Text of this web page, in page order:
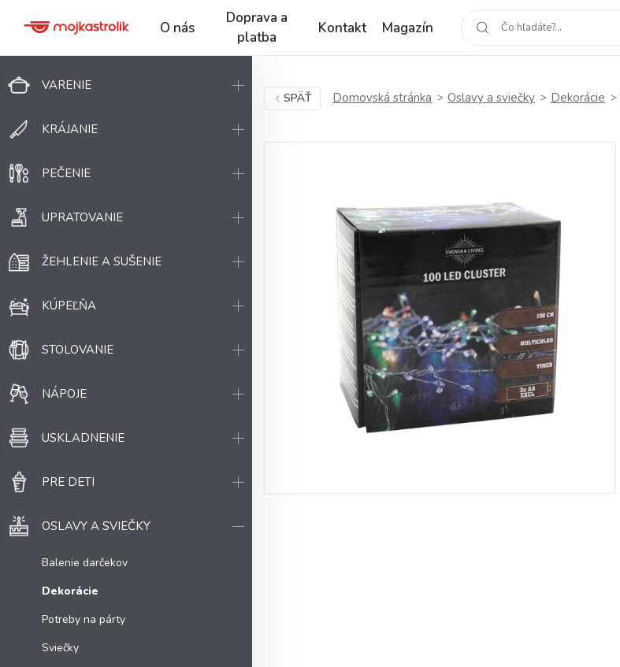
O nás
Doprava a
platba
Kontakt Magazín
VARENIE
KRÁJANIE
PEČENIE
UPRATOVANIE
ŽEHLENIE A SUŠENIE
KÚPEĽŇA
STOLOVANIE
NÁPOJE
USKLADNENIE
PRE DETI
OSLAVY A SVIEČKY
Balenie darčekov
Dekorácie
Potreby na párty
Sviečky
SPÄŤ Domovská stránka Oslavy a sviečky Dekorácie